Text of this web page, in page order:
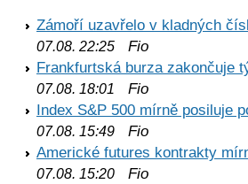
Zámoří uzavřelo v kladných
07.08. 22:25 Fio
Frankfurtská burza zakončuje
07.08. 18:01
Fio
Index S&P 500 mírně posiluje
07.08. 15:49 Fio
Americké futures kontrakty
07.08. 15:20 Fio